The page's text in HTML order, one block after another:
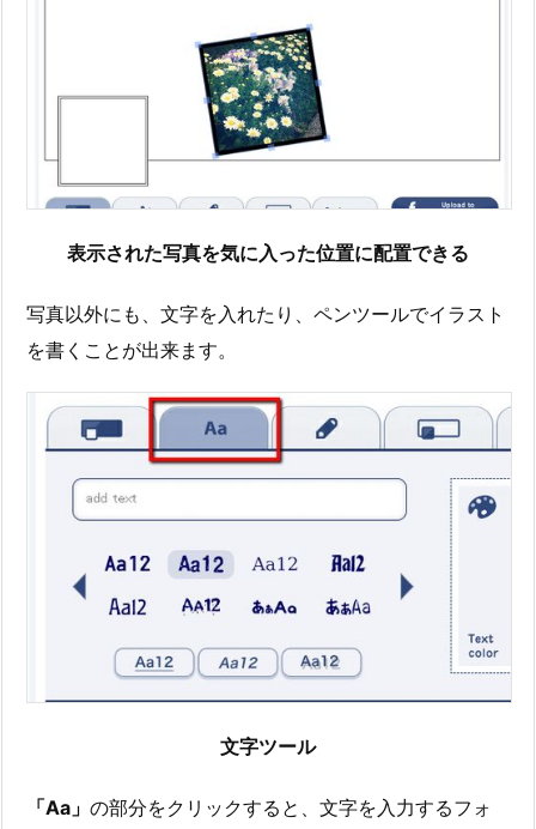
表示された写真を気に入った位置に配置できる
写真以外にも、文字を入れたり、ペンツールでイラスト
を書くことが出来ます。
文字ツール
「Aa」 の部分をクリックすると、文字を入力するフォ